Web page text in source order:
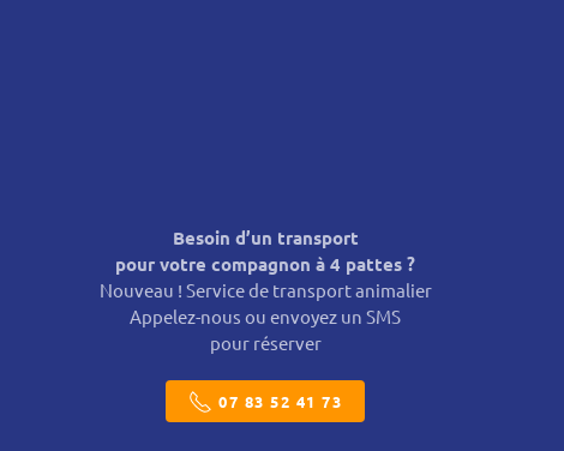
Besoin d’un transport
pour votre compagnon à 4 pattes ?
Nouveau ! Service de transport animalier
Appelez-nous ou envoyez un SMS
pour réserver
07 83 52 41 73